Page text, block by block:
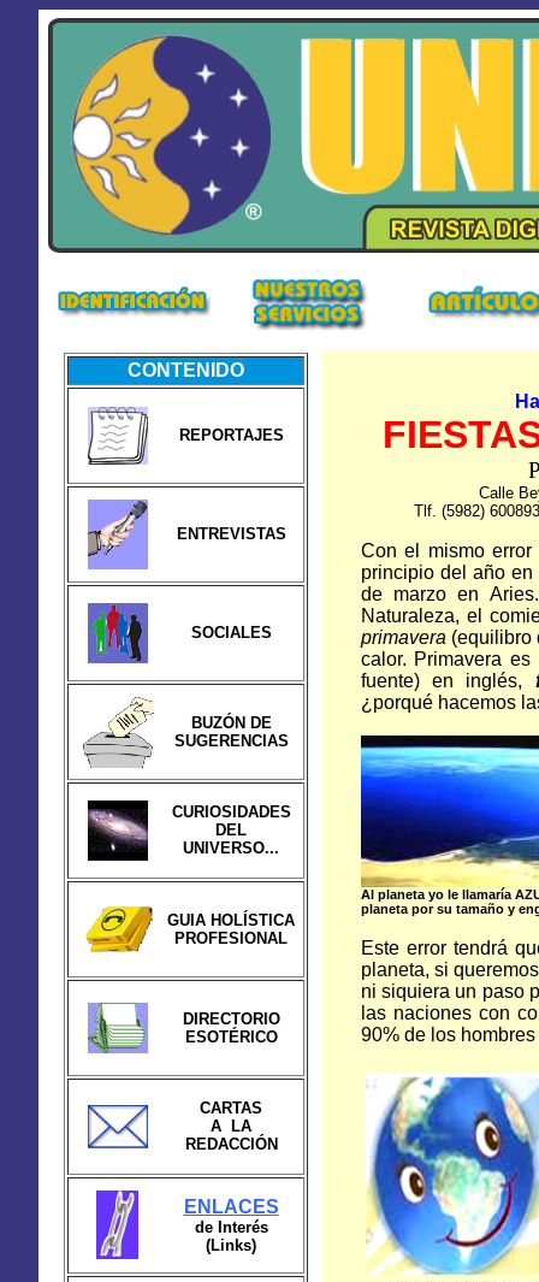
CONTENIDO
REPORTAJES
ENTREVISTAS
SOCIALES
BUZÓN DE
SUGERENCIAS
CURIOSIDADES
DEL
UNIVERSO...
GUIA HOLÍSTICA
PROFESIONAL
DIRECTORIO
ESOTÉRICO
CARTAS
A LA
REDACCIÓN
ENLACES
de Interés
(Links)
Calle
Tlf. (5982)
Con el mismo
principio del año
de marzo en
Naturaleza, el
primavera (equilibro
calor. Primavera es
fuente) en inglés,
¿porqué hacemos
Al planeta yo le llamaría
planeta por su tamaño y
Este error tendrá
planeta, si
ni siquiera un paso
las naciones con
90% de los